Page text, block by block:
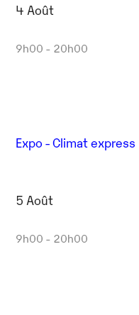
4 Août
9h00 - 20h00
Expo - Climat express
5 Août
9h00 - 20h00